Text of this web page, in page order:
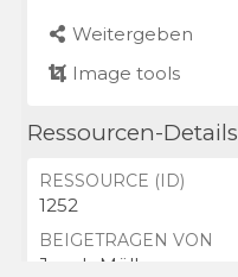
Weitergeben
Image tools
Ressourcen-Details
RESSOURCE (ID)
1252
BEIGETRAGEN VON
Jacob Müller